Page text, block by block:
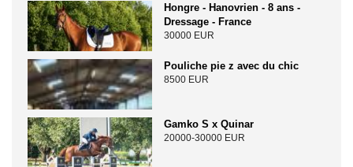
Hongre - Hanovrien - 8 ans -
Dressage - France
30000 EUR
Pouliche pie z avec du chic
8500 EUR
Gamko S x Quinar
20000-30000 EUR